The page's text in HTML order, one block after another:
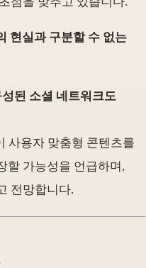
현실과 구분할 수 없는
된 소셜 네트워크도
사용자 맞춤형 콘텐츠를
할 가능성을 언급하며,
전망합니다.